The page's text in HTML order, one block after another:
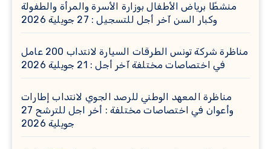
منشطًا برياض الأطفال بوزارة الأسرة والمرأة والطفولة
وكبار السن آخر أجل للتسجيل : 27 جويلية 2026
مناظرة شركة تونس الطرقات السيارة لانتداب 200 عامل
في اختصاصات مختلفة آخر أجل : 21 جويلية 2026
مناظرة المعهد الوطني للرصد الجوي لانتداب إطارات
وأعوان في اختصاصات مختلفة : أخر اجل للترشح 27
جويلية 2026